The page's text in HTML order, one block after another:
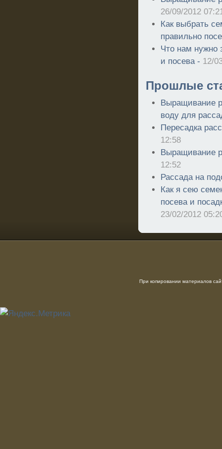
26/09/2012
Как выбрать
правильно
Что нам нужно
и посева - 12/
Прошлые
Выращивание
воду для
Пересадка
12:58
Выращивание
12:52
Рассада на
Как я сею
посева и
23/02/2012
При копировании материалов